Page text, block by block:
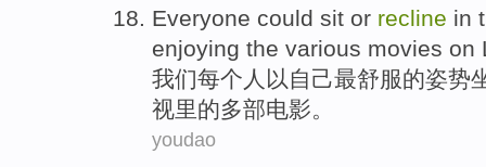
Everyone could sit or recline in
enjoying the various movies on
我们每个人 以自己最舒服的姿势
视里的多部电影 。
youdao